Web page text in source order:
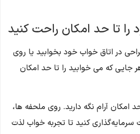
تا حد امکان راحت کنید
در اتاق خواب خود بخوابید یا روی
جایی که می خوابید را تا حد امکان
آرام نگه دارید. روی ملحفه ‌ها،
کنید تا تجربه خواب لذت‌